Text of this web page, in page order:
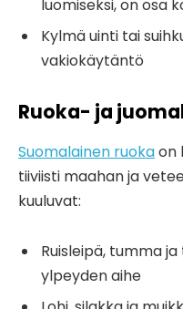
luomiseksi, on osa
Kylmä uinti tai
vakiokäytäntö
Ruoka- ja
Suomalainen ruokaon
tiiviisti maahan ja
kuuluvat:
Ruisleipä, tumma
ylpeyden aihe